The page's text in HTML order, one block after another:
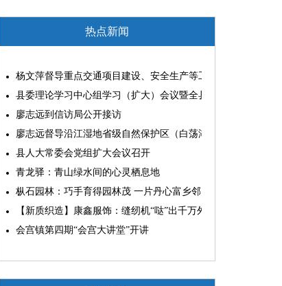
热点新闻
杨文萍督导重点交通项目建设、安全生产等工作
县委理论学习中心组学习（扩大）会议暨全县“两为”能力素质
廖志远到信访局公开接访
廖志远督导沿江湿地省级自然保护区（白荡湖片区）问题整改
县人大常委会党组扩大会议召开
青龙驿：青山绿水间的心灵栖息地
枞石园林：巧手育得园林茂 一片丹心富乡邻
【新质织造】康鑫服饰：缝纫机“哒”出千万外贸大生意
会宫镇第四期“会宫大讲堂”开讲